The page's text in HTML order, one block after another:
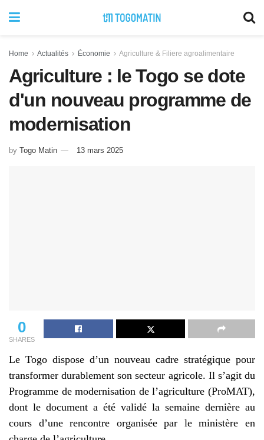
Home Actualités Économie Agriculture & Filiere agroalimentaire
Agriculture : le Togo se dote
d'un nouveau programme de
modernisation
by Togo Matin 13 mars 2025
0
SHARES
Le Togo dispose d’un nouveau cadre stratégique pour
transformer durablement son secteur agricole. Il s’agit du
Programme de modernisation de l’agriculture (ProMAT),
dont le document a été validé la semaine dernière au
cours d’une rencontre organisée par le ministère en